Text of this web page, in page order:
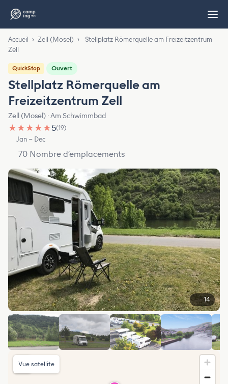
Accueil › Zell (Mosel) ›
Stellplatz Römerquelle am Freizeitzentrum
Zell
QuickStop Ouvert
Stellplatz Römerquelle am
Freizeitzentrum Zell
Zell (Mosel) · Am Schwimmbad
★ ★ ★ ★ ★5(19)
Jan – Dec
70 Nombre d’emplacements
14
Vue satellite